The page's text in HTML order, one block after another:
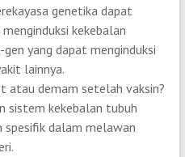
genetika dapat
kekebalan
yang dapat menginduksi
lainnya.
atau demam setelah vaksin?
sistem kekebalan tubuh
dalam melawan